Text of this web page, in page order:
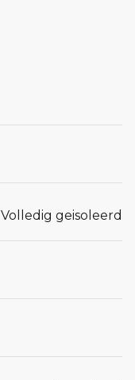
Volledig geisoleerd